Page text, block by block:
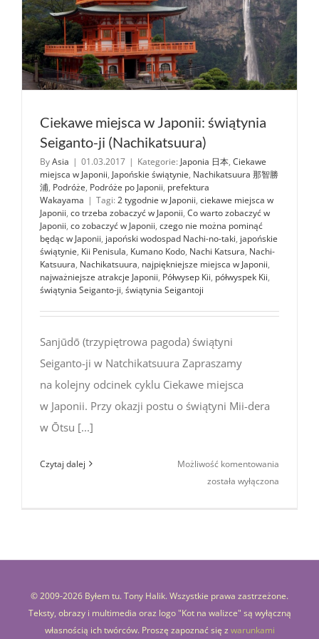
Ciekawe miejsca w Japonii: świątynia
Seiganto-ji (Nachikatsuura)
ByAsia | 01.03.2017 | Kategorie: Japonia 日本, Ciekawe
miejsca w Japonii, Japońskie świątynie, Nachikatsuura 那智勝
浦, Podróże, Podróże po Japonii, prefektura
Wakayama | Tagi: 2 tygodnie w Japonii, ciekawe miejsca w
Japonii, co trzeba zobaczyć w Japonii, Co warto zobaczyć w
Japonii, co zobaczyć w Japonii, czego nie można pominąć
będąc w Japonii, japoński wodospad Nachi-no-taki, japońskie
świątynie, Kii Penisula, Kumano Kodo, Nachi Katsura, Nachi-
Katsuura, Nachikatsuura, najpiękniejsze miejsca w Japonii,
najważniejsze atrakcje Japonii, Półwysep Kii, półwyspek Kii,
świątynia Seiganto-ji, świątynia Seigantoji
Sanjūdō (trzypiętrowa pagoda) świątyni
Seiganto-ji w Natchikatsuura Zapraszamy
na kolejny odcinek cyklu Ciekawe miejsca
w Japonii. Przy okazji postu o świątyni Mii-dera
w Ōtsu [...]
Czytaj dalej Możliwość komentowania
została wyłączona
© 2009-2026 Byłem tu. Tony Halik. Wszystkie prawa zastrzeżone.
Teksty, obrazy i multimedia oraz logo "Kot na walizce" są wyłączną
własnością ich twórców. Proszę zapoznać się z warunkami